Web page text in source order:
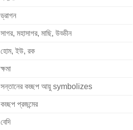
ড্রাগন
সাগর, মহাসাগর, মাছি, উড্ডীন
হোম, ইউ, রক
ক্ষমা
সন্তানের কচ্ছপ আয়ু symbolizes
কচ্ছপ প্রজন্মের
বেদি